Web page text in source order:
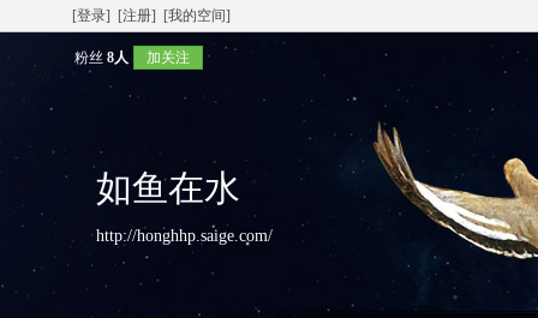
[登录] [注册] [我的空间]
粉丝 8人 加关注
如鱼在水
http://honghhp.saige.com/